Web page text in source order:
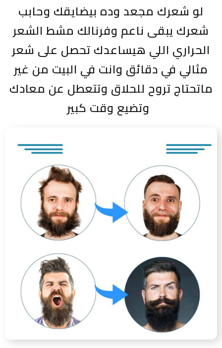
لو شعرك مجعد وده بيضايقك وحابب
شعرك يبقى ناعم وفرنالك مشط الشعر
الحراري اللي هيساعدك تحصل على شعر
مثالي في دقائق وانت في البيت من غير
ماتحتاج تروح للحلاق وتتعطل عن معادك